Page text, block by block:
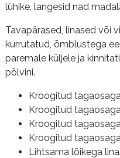
lühike, langesid nad
Tavapärased, linased või
kurrutatud, õmblustega
paremale küljele ja
põlvini.
Kroogitud
Kroogitud
Kroogitud
Kroogitud
Lihtsama lõikega